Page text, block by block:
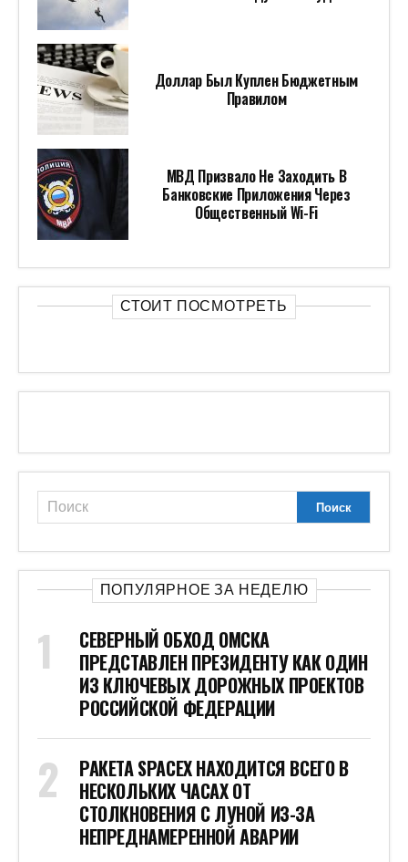
Доллар Был Куплен Бюджетным
Правилом
МВД Призвало Не Заходить В
Банковские Приложения Через
Общественный Wi-Fi
СТОИТ ПОСМОТРЕТЬ
ПОПУЛЯРНОЕ ЗА НЕДЕЛЮ
СЕВЕРНЫЙ ОБХОД ОМСКА
ПРЕДСТАВЛЕН ПРЕЗИДЕНТУ КАК ОДИН
ИЗ КЛЮЧЕВЫХ ДОРОЖНЫХ ПРОЕКТОВ
РОССИЙСКОЙ ФЕДЕРАЦИИ
РАКЕТА SPACEX НАХОДИТСЯ ВСЕГО В
НЕСКОЛЬКИХ ЧАСАХ ОТ
СТОЛКНОВЕНИЯ С ЛУНОЙ ИЗ-ЗА
НЕПРЕДНАМЕРЕННОЙ АВАРИИ